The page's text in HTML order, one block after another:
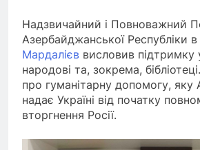
Надзвичайний і Повноважний
Азербайджанської Республіки в
Мардалієв висловив підтримку
народові та, зокрема,
про гуманітарну допомогу, яку
надає Україні від початку
вторгнення Росії.